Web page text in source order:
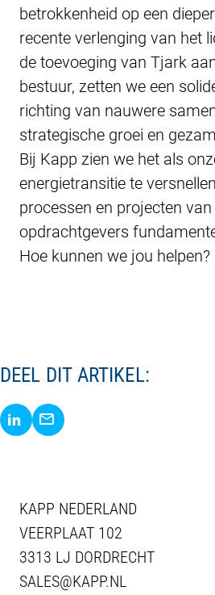
betrokkenheid op een
recente verlenging van het
de toevoeging van Tjark
bestuur, zetten we een
richting van nauwere
strategische groei en
Bij Kapp zien we het als
energietransitie te
processen en projecten
opdrachtgevers
Hoe kunnen we jou helpen?
DEEL DIT ARTIKEL:
Delen via LinkedIn
Delen via E-Mail
KAPP NEDERLAND
VEERPLAAT 102
3313 LJ DORDRECHT
SALES@KAPP.NL